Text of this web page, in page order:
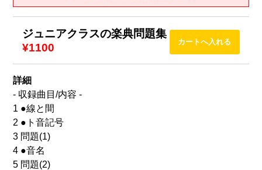
ジュニアクラスの楽典問題集
¥1100
詳細
- 収録曲目/内容 -
1 ●線と間
2 ●ト音記号
3 問題(1)
4 ●音名
5 問題(2)